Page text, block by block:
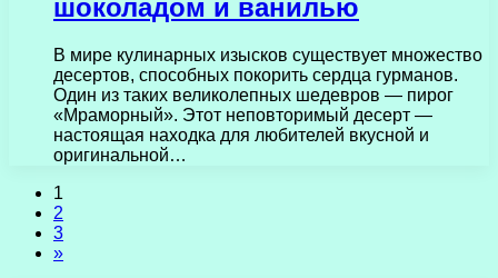
шоколадом и ванилью
В мире кулинарных изысков существует множество
десертов, способных покорить сердца гурманов.
Один из таких великолепных шедевров — пирог
«Мраморный». Этот неповторимый десерт —
настоящая находка для любителей вкусной и
оригинальной…
1
2
3
»